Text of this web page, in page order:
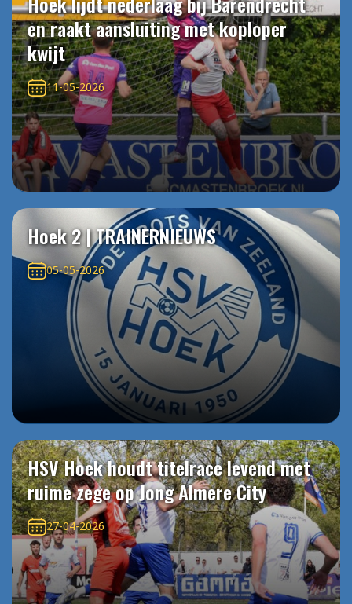
en raakt aansluiting met koploper
kwijt
11-05-2026
Hoek 2 | TRAINERNIEUWS
05-05-2026
HSV Hoek houdt titelrace levend met
ruime zege op Jong Almere City
27-04-2026